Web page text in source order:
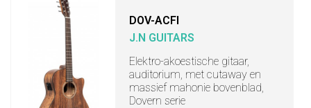
DOV-ACFI
J.N GUITARS
Elektro-akoestische gitaar,
auditorium, met cutaway en
massief mahonie bovenblad,
Dovern serie